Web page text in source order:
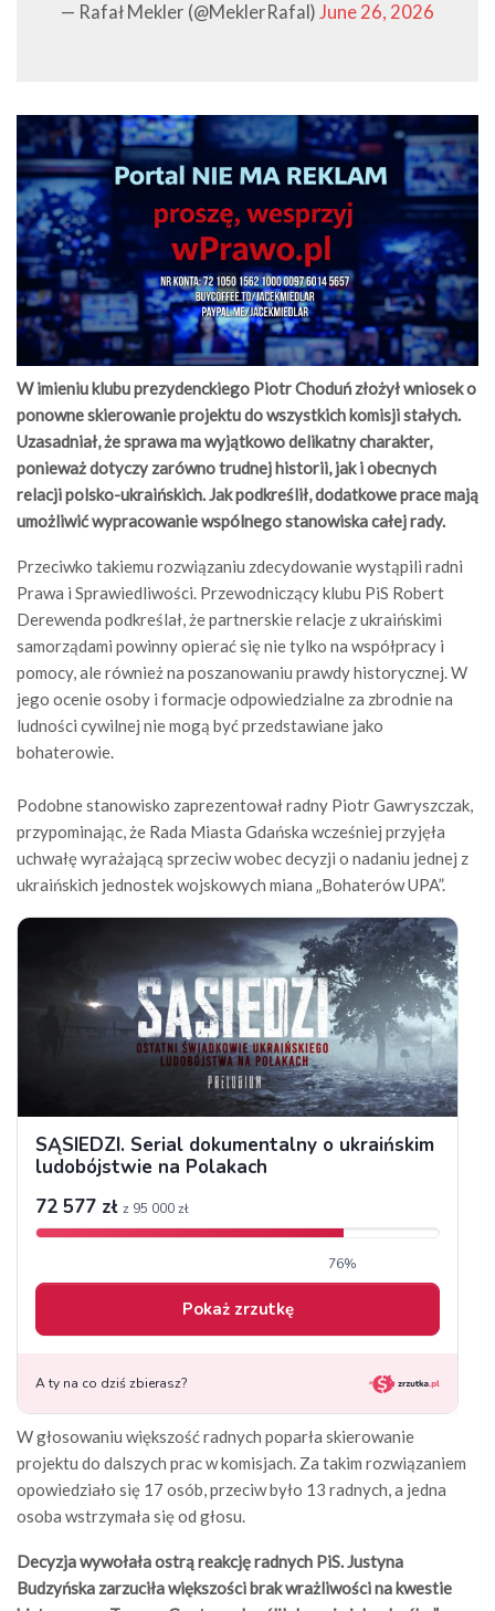
— Rafał Mekler (@MeklerRafal) June 26, 2026
W imieniu klubu prezydenckiego Piotr Choduń złożył wniosek o
ponowne skierowanie projektu do wszystkich komisji stałych.
Uzasadniał, że sprawa ma wyjątkowo delikatny charakter,
ponieważ dotyczy zarówno trudnej historii, jak i obecnych
relacji polsko-ukraińskich. Jak podkreślił, dodatkowe prace mają
umożliwić wypracowanie wspólnego stanowiska całej rady.
Przeciwko takiemu rozwiązaniu zdecydowanie wystąpili radni
Prawa i Sprawiedliwości. Przewodniczący klubu PiS Robert
Derewenda podkreślał, że partnerskie relacje z ukraińskimi
samorządami powinny opierać się nie tylko na współpracy i
pomocy, ale również na poszanowaniu prawdy historycznej. W
jego ocenie osoby i formacje odpowiedzialne za zbrodnie na
ludności cywilnej nie mogą być przedstawiane jako
bohaterowie.
Podobne stanowisko zaprezentował radny Piotr Gawryszczak,
przypominając, że Rada Miasta Gdańska wcześniej przyjęła
uchwałę wyrażającą sprzeciw wobec decyzji o nadaniu jednej z
ukraińskich jednostek wojskowych miana „Bohaterów UPA”.
W głosowaniu większość radnych poparła skierowanie
projektu do dalszych prac w komisjach. Za takim rozwiązaniem
opowiedziało się 17 osób, przeciw było 13 radnych, a jedna
osoba wstrzymała się od głosu.
Decyzja wywołała ostrą reakcję radnych PiS. Justyna
Budzyńska zarzuciła większości brak wrażliwości na kwestie